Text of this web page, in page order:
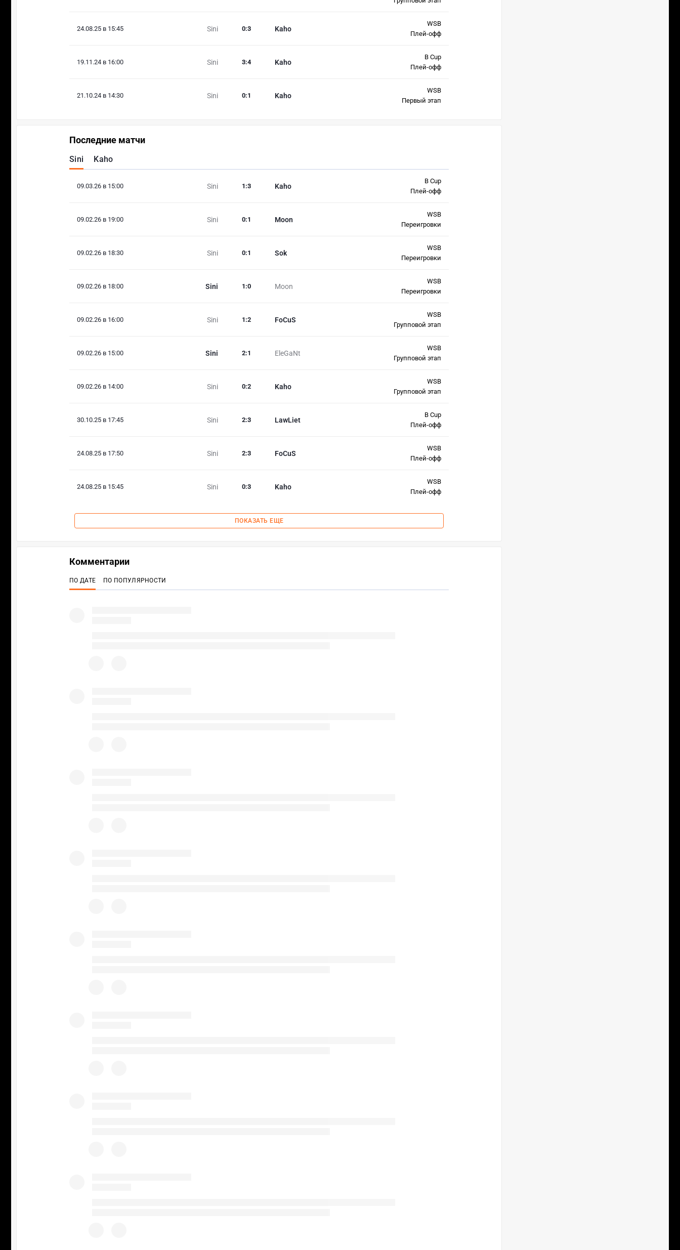
24.08.25 в 15:45 Sini Kaho
0:3
WSB
Плей-офф
19.11.24 в 16:00 Sini Kaho
3:4
B Cup
Плей-офф
21.10.24 в 14:30 Sini Kaho
0:1
WSB
Первый этап
Последние матчи
Sini Kaho
09.03.26 в 15:00 Sini Kaho
1 :3
B Cup
Плей-офф
09.02.26 в 19:00 Sini Moon
0:1
WSB
Переигровки
09.02.26 в 18:30 Sini Sok
0:1
WSB
Переигровки
09.02.26 в 18:00 Sini Moon
1 :0
WSB
Переигровки
09.02.26 в 16:00 Sini FoCuS
1 :2
WSB
Групповой этап
09.02.26 в 15:00 Sini EleGaNt
2:1
WSB
Групповой этап
09.02.26 в 14:00 Sini Kaho
0:2
WSB
Групповой этап
30.10.25 в 17:45 Sini LawLiet
2:3
B Cup
Плей-офф
24.08.25 в 17:50 Sini FoCuS
2:3
WSB
Плей-офф
24.08.25 в 15:45 Sini Kaho
0:3
WSB
Плей-офф
ПОКАЗАТЬ ЕЩЕ
Комментарии
ПО ДАТЕ ПО ПОПУЛЯРНОСТИ